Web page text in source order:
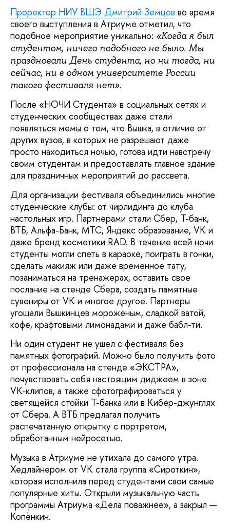
Проректор НИУ ВШЭ Дмитрий Земцов во время
своего выступления в Атриуме отметил, что
подобное мероприятие уникально: «Когда я был
студентом, ничего подобного не было. Мы
праздновали День студента, но ни тогда, ни
сейчас, ни в одном университете России
такого фестиваля нет».
После «НОЧИ Студента» в социальных сетях и
студенческих сообществах даже стали
появляться мемы о том, что Вышка, в отличие от
других вузов, в которых не разрешают даже
просто находиться ночью, готова идти навстречу
своим студентам и предоставлять главное здание
для праздничных мероприятий до рассвета.
Для организации фестиваля объединились многие
студенческие клубы: от чирлидинга до клуба
настольных игр. Партнерами стали Сбер, Т-банк,
ВТБ, Альфа-Банк, МТС, Яндекс образование, VK и
даже бренд косметики RAD. В течение всей ночи
студенты могли спеть в караоке, поиграть в гонки,
сделать макияж или даже временное тату,
позаниматься на тренажерах, оставить свое
послание на стенде Сбера, создать памятные
сувениры от VK и многое другое. Партнеры
угощали Вышкинцев мороженым, сладкой ватой,
кофе, крафтовыми лимонадами и даже бабл-ти.
Ни один студент не ушел с фестиваля без
памятных фотографий. Можно было получить фото
от профессионала на стенде «ЭКСТРА»,
почувствовать себя настоящим диджеем в зоне
VK-клипов, а также сфотографироваться у
светящейся стойки Т-банка или в Кибер-джунглях
от Сбера. А ВТБ предлагал получить
распечатанную открытку с портретом,
обработанным нейросетью.
Музыка в Атриуме не утихала до самого утра.
Хедлайнером от VK стала группа «Сироткин»,
которая исполнила перед студентами свои самые
популярные хиты. Открыли музыкальную часть
программы Атриума «Дела поважнее», а закрыл —
Копёнкин.